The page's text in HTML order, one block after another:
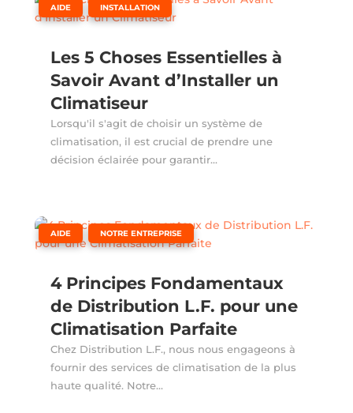
Les 5 Choses Essentielles à
Savoir Avant d’Installer un
Climatiseur
AIDE INSTALLATION
Lorsqu'il s'agit de choisir un système de
climatisation, il est crucial de prendre une
décision éclairée pour garantir...
4 Principes Fondamentaux
de Distribution L.F. pour une
Climatisation Parfaite
AIDE NOTRE ENTREPRISE
Chez Distribution L.F., nous nous engageons à
fournir des services de climatisation de la plus
haute qualité. Notre...